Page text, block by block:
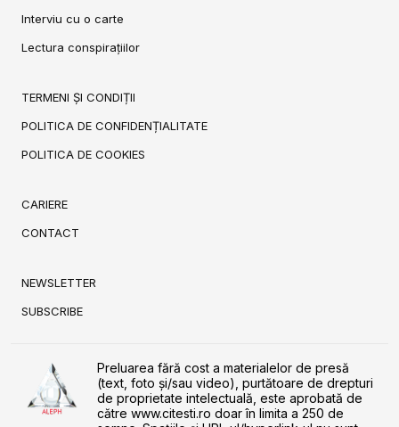
Interviu cu o carte
Lectura conspirațiilor
TERMENI ȘI CONDIȚII
POLITICA DE CONFIDENȚIALITATE
POLITICA DE COOKIES
CARIERE
CONTACT
NEWSLETTER
SUBSCRIBE
Preluarea fără cost a materialelor de presă
(text, foto și/sau video), purtătoare de drepturi
de proprietate intelectuală, este aprobată de
către www.citesti.ro doar în limita a 250 de